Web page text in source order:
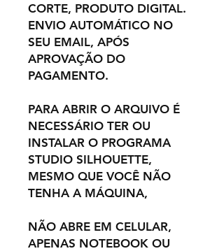
CORTE, PRODUTO DIGITAL.
ENVIO AUTOMÁTICO NO
SEU EMAIL, APÓS
APROVAÇÃO DO
PAGAMENTO.
PARA ABRIR O ARQUIVO É
NECESSÁRIO TER OU
INSTALAR O PROGRAMA
STUDIO SILHOUETTE,
MESMO QUE VOCÊ NÃO
TENHA A MÁQUINA,
NÃO ABRE EM CELULAR,
APENAS NOTEBOOK OU